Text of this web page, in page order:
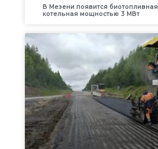
В Мезени появится биотопливная
котельная мощностью 3 МВт